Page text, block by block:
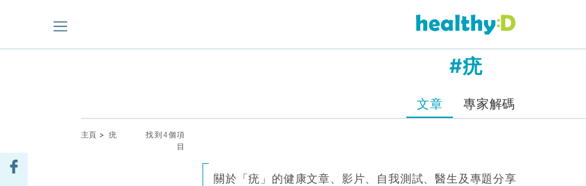
#疣
文章 專家解碼
主頁 > 疣
找到4個項
目
關於「疣」的健康文章、影片、自我測試、醫生及專題分享